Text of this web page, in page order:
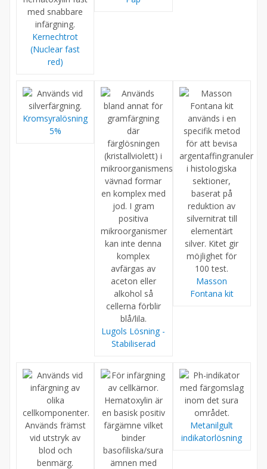
Kernechtrot
(Nuclear fast
red)
Kromsyralösning
5%
Lugols Lösning -
Stabiliserad
Masson
Fontana kit
Metanilgult
indikatorlösning